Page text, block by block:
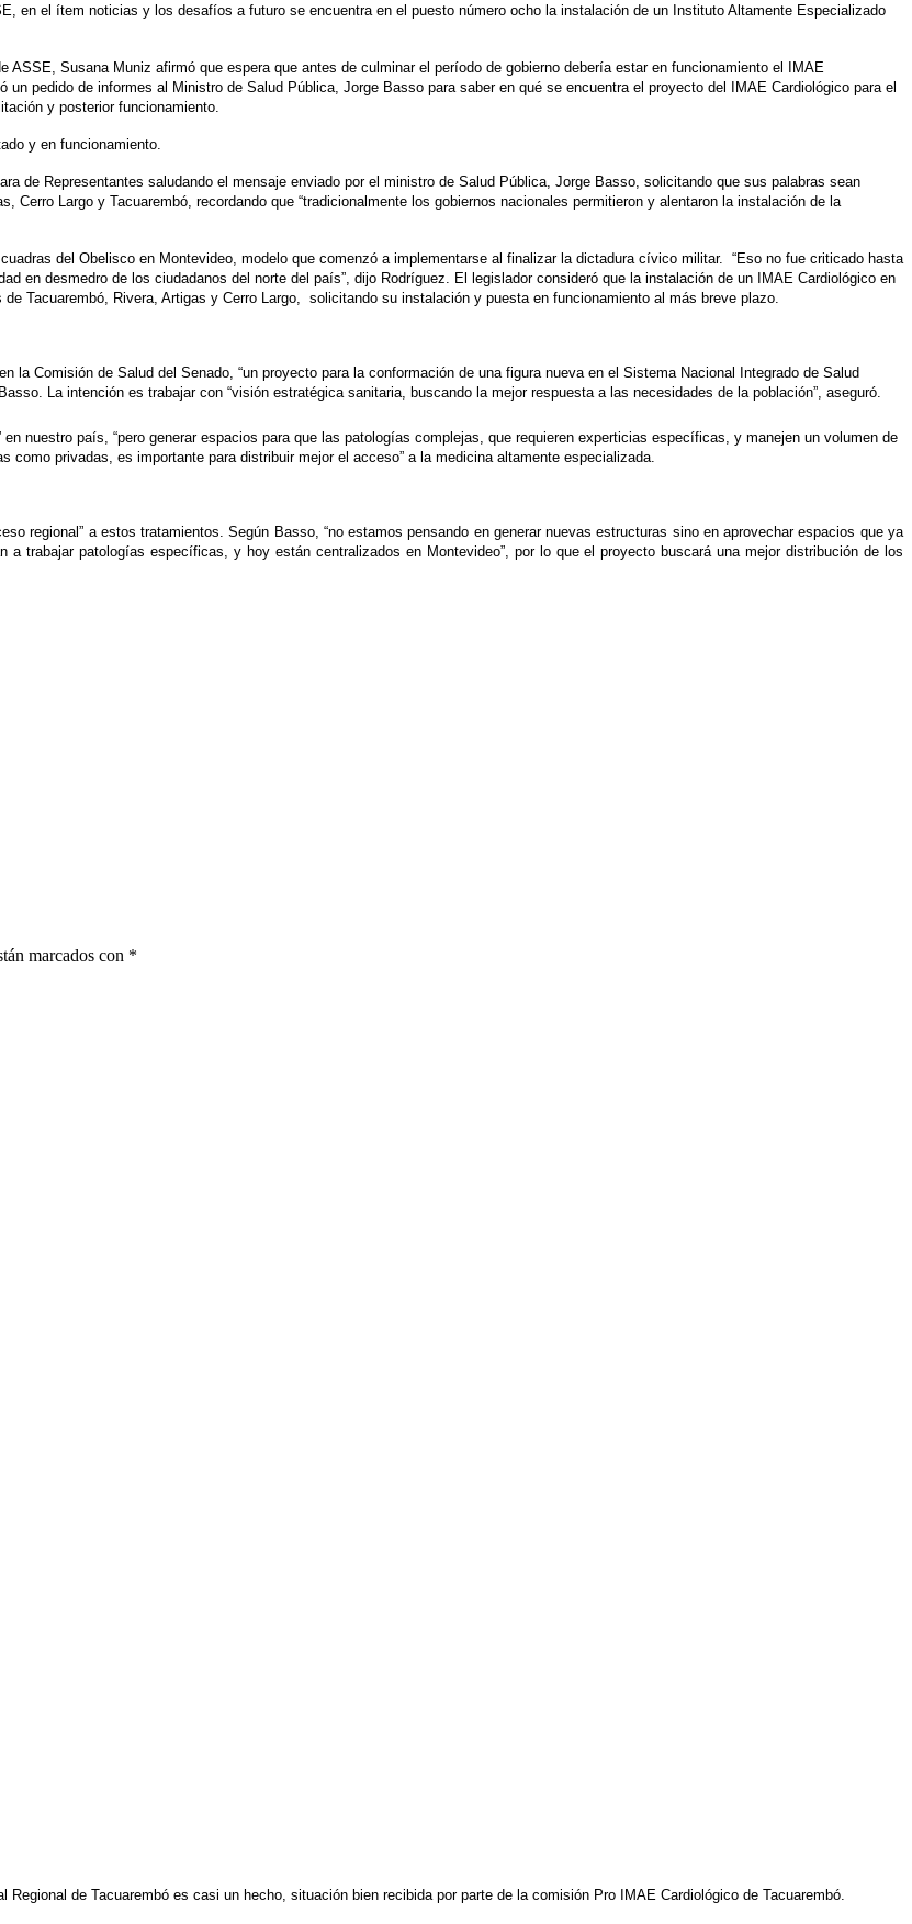
en el ítem noticias y los desafíos a futuro se encuentra en el puesto número ocho la instalación de un Instituto Altamente Especializado
Susana Muniz afirmó que espera que antes de culminar el período de gobierno debería estar en funcionamiento el IMAE
pedido de informes al Ministro de Salud Pública, Jorge Basso para saber en qué se encuentra el proyecto del IMAE Cardiológico para el
y posterior funcionamiento.
y en funcionamiento.
de Representantes saludando el mensaje enviado por el ministro de Salud Pública, Jorge Basso, solicitando que sus palabras sean
Largo y Tacuarembó, recordando que “tradicionalmente los gobiernos nacionales permitieron y alentaron la instalación de la
del Obelisco en Montevideo, modelo que comenzó a implementarse al finalizar la dictadura cívico militar. “Eso no fue criticado hasta
en desmedro de los ciudadanos del norte del país”, dijo Rodríguez. El legislador consideró que la instalación de un IMAE Cardiológico en
Tacuarembó, Rivera, Artigas y Cerro Largo, solicitando su instalación y puesta en funcionamiento al más breve plazo.
la Comisión de Salud del Senado, “un proyecto para la conformación de una figura nueva en el Sistema Nacional Integrado de Salud
La intención es trabajar con “visión estratégica sanitaria, buscando la mejor respuesta a las necesidades de la población”, aseguró.
nuestro país, “pero generar espacios para que las patologías complejas, que requieren experticias específicas, y manejen un volumen de
privadas, es importante para distribuir mejor el acceso” a la medicina altamente especializada.
regional” a estos tratamientos. Según Basso, “no estamos pensando en generar nuevas estructuras sino en aprovechar espacios que ya
trabajar patologías específicas, y hoy están centralizados en Montevideo”, por lo que el proyecto buscará una mejor distribución de los
marcados con *
de Tacuarembó es casi un hecho, situación bien recibida por parte de la comisión Pro IMAE Cardiológico de Tacuarembó.